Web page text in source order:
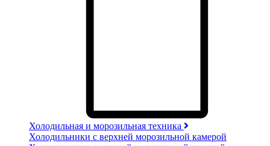
Холодильная и морозильная техника
Холодильники с верхней морозильной камерой